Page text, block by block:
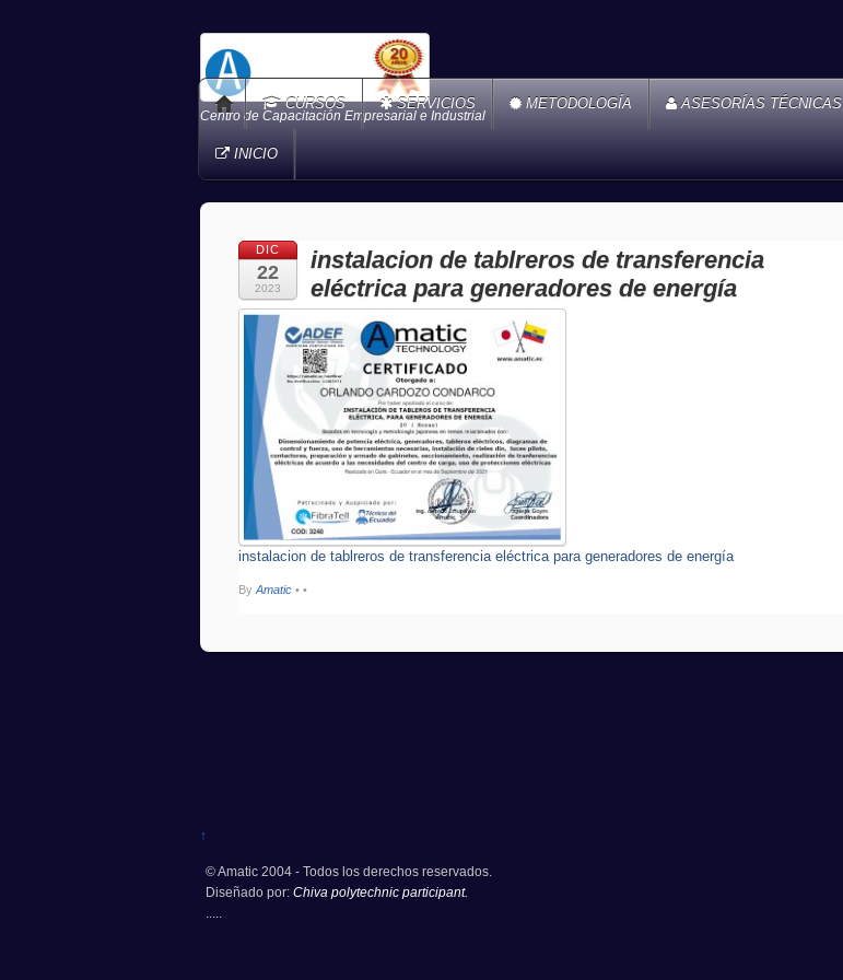
Centro de Capacitación Empresarial e Industrial
CURSOS SERVICIOS METODOLOGÍA ASESORÍAS TÉCNICAS
INICIO
DIC
22
2023
instalacion de tablreros de transferencia
eléctrica para generadores de energía
instalacion de tablreros de transferencia eléctrica para generadores de energía
ByAmatic • •
↑
© Amatic 2004 - Todos los derechos reservados.
Diseñado por: Chiva polytechnic participant.